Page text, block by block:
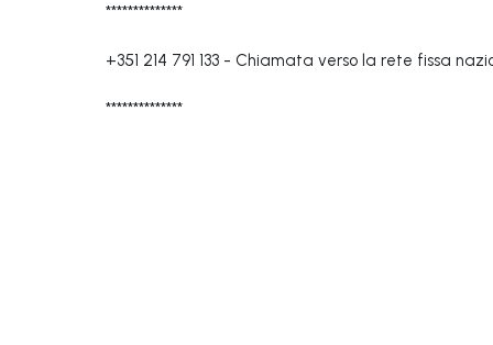
**************
+351 214 791 133 - Chiamata verso la rete fissa
**************